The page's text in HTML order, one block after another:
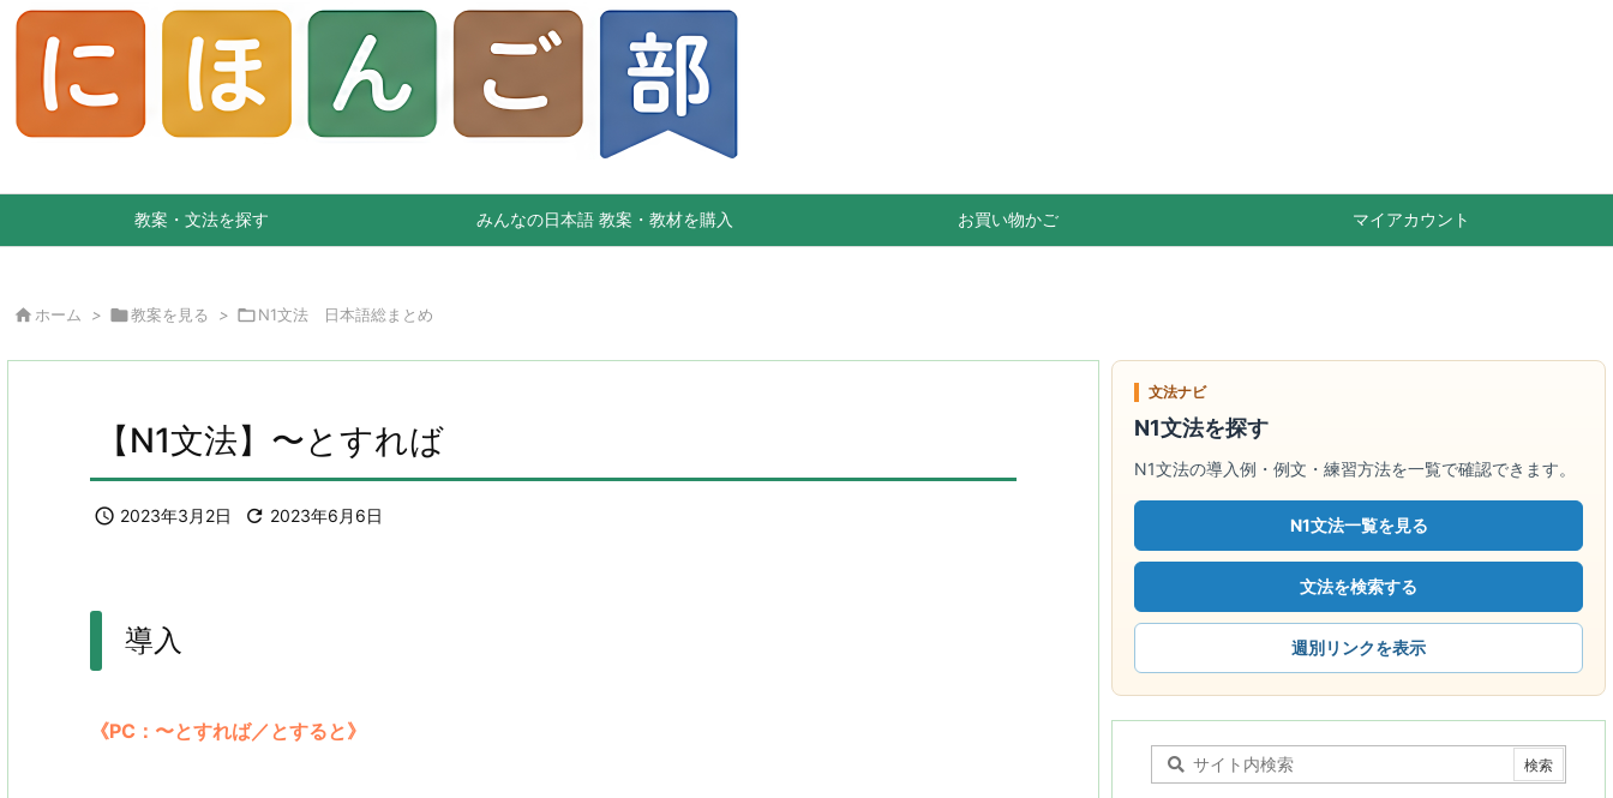
教案・文法を探す みんなの日本語 教案・教材を購入 お買い物かご マイアカウント
 ホーム > 教案を見る > N1文法 日本語総まとめ
【N1文法】〜とすれば
 2023年3月2日  2023年6月6日
導入
《PC：〜とすれば／とすると》
文法ナビ
N1文法を探す
N1文法の導入例・例文・練習方法を一覧で確認できます。
N1文法一覧を見る
文法を検索する
週別リンクを表示